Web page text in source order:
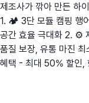
제조사가 깎아 만든 하
1. 🏕️ 3단 모듈 캠핑 행
공간 효율 극대화 2. ⚙️
품질 보장, 유통 마진
혜택 - 최대 50% 할인,